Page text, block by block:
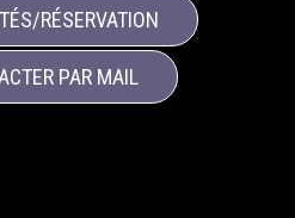
RÉSERVATION
PAR MAIL